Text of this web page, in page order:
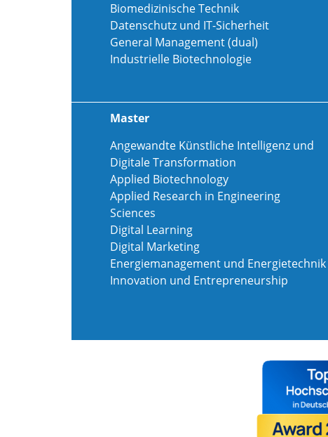
Biomedizinische Technik
Datenschutz und IT-Sicherheit
General Management (dual)
Industrielle Biotechnologie
Master
Angewandte Künstliche Intelligenz und
Digitale Transformation
Applied Biotechnology
Applied Research in Engineering
Sciences
Digital Learning
Digital Marketing
Energiemanagement und Energietechnik
Innovation und Entrepreneurship